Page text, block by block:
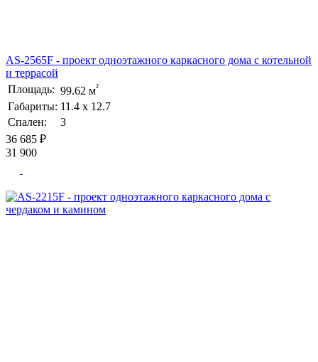
AS-2565F - проект одноэтажного каркасного дома с котельной
и террасой
Площадь: 99.62 м²
Габариты: 11.4 х 12.7
Спален:
3
36 685 ₽
31 900